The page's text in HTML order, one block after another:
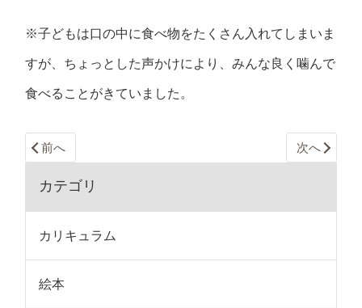
※子どもは口の中に食べ物をたくさん入れてしまいま
すが、ちょっとした声かけにより、みんな良く噛んで
食べることがきていました。
前へ 次へ
カテゴリ
カリキュラム
絵本